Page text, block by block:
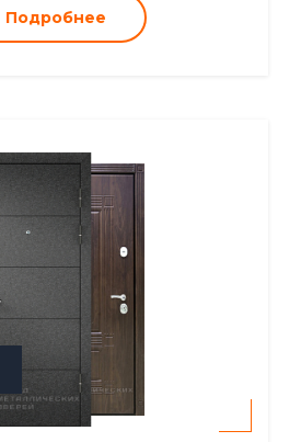
Подробнее